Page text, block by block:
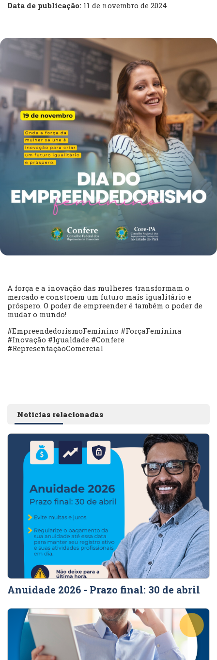
Data de publicação: 11 de novembro de 2024
A força e a inovação das mulheres transformam o
mercado e constroem um futuro mais igualitário e
próspero. O poder de empreender é também o poder de
mudar o mundo!
#EmpreendedorismoFeminino #ForçaFeminina
#Inovação #Igualdade #Confere
#RepresentaçãoComercial
Notícias relacionadas
Anuidade 2026 - Prazo final: 30 de abril